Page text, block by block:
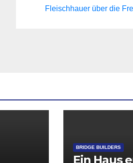
Fleischhauer über die
BRIDGE BUILDERS
Ein Haus